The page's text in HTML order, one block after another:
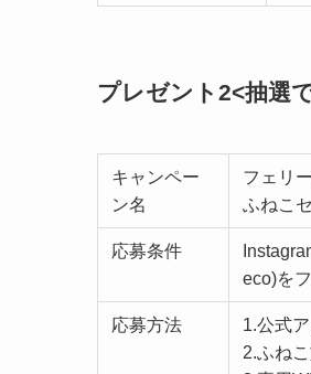
プレゼント2<抽選
キャンペー
ン名
フェリ
ふねこ
応募条件
eco)を
応募方法
1.公式
2.ふね